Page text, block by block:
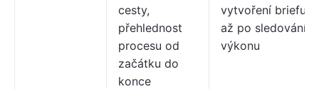
cesty,
přehlednost
procesu od
začátku do
konce
vytvoření briefu
až po sledování
výkonu